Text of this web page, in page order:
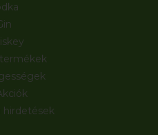
hirdetések